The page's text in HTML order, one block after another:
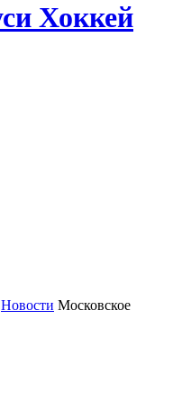
Хоккей
Новости Московское